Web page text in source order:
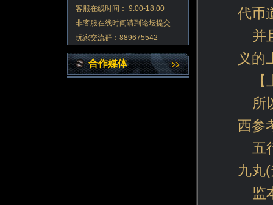
客服在线时间： 9:00-18:00
非客服在线时间请到论坛提交
玩家交流群：889675542
合作媒体
代币
并
义的
所
西参
五
九丸
监